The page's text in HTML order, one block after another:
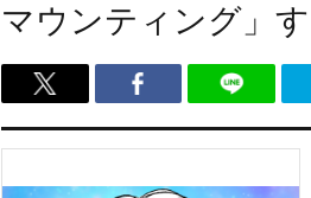
マウンティング」